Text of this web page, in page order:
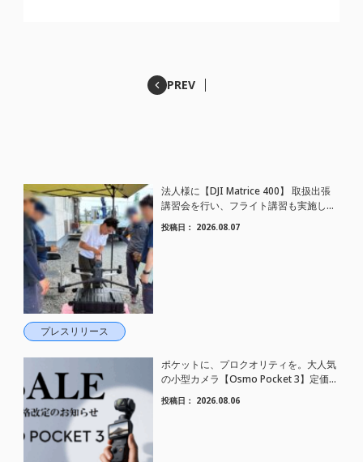
PREV
プレスリリース
法人様に【DJI Matrice 400】 取扱出張
講習会を行い、フライト講習も実施しま
した。
投稿日： 2026.08.07
ポケットに、プロクオリティを。大人気
の小型カメラ【Osmo Pocket 3】定価が
さらにお値下げされました！
投稿日： 2026.08.06